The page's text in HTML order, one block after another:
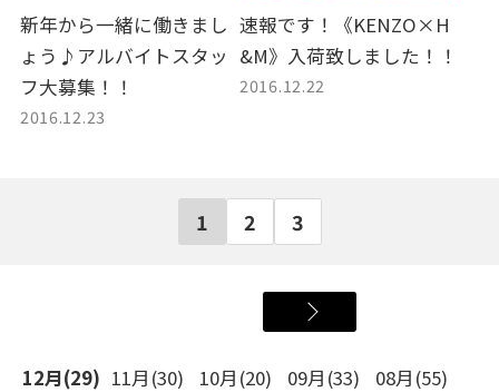
新年から一緒に働きまし
ょう♪アルバイトスタッ
フ大募集！！
2016.12.23
速報です！《KENZO×H
&M》入荷致しました！！
2016.12.22
1 2 3
12月(29) 11月(30) 10月(20) 09月(33)
08月(55)